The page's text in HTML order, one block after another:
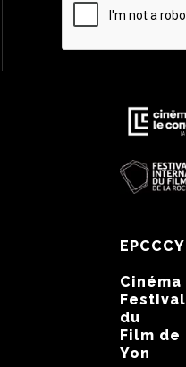
EPCCCY
du
Film de
Yon